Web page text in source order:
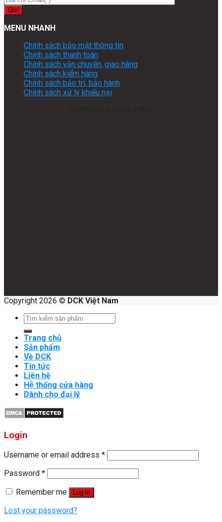
MENU NHANH
Chính sách bảo mật thông tin
Chính sách thanh toán
Chính sách vận chuyển, giao hàng
Chính sách kiểm hàng
Chính sách bảo trì, bảo hành
Chính sách xử lý khiếu nại
Copyright 2026 © DCK Việt Nam
Search
for:
Trang chủ
Sản phẩm
Về DCK
Tin tức
Liên hệ
Hệ thống cửa hàng
Dành cho đại lý
Login
Username or email address *
Password *
Remember me
Log in
Lost your password?